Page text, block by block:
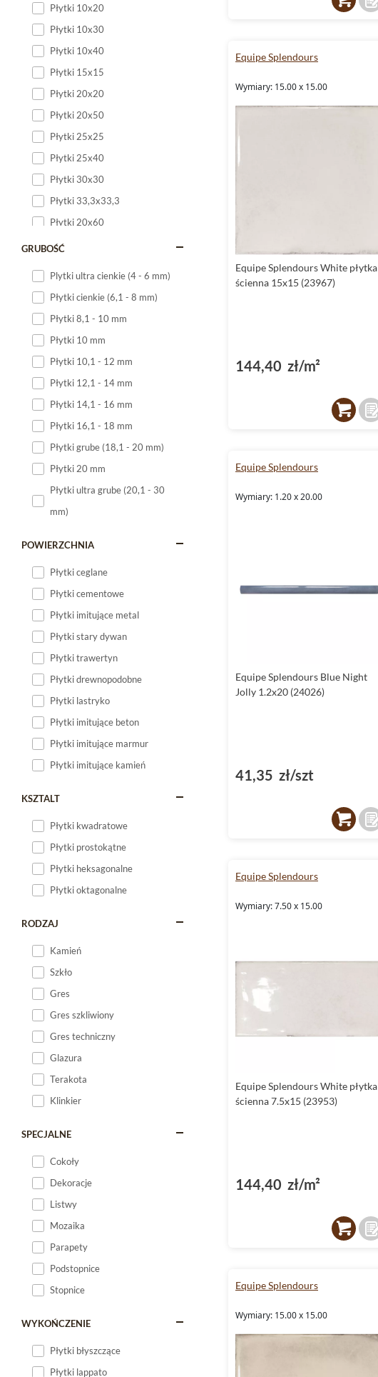
Płytki 10x20
Płytki 10x30
Płytki 10x40
Płytki 15x15
Płytki 20x20
Płytki 20x50
Płytki 25x25
Płytki 25x40
Płytki 30x30
Płytki 33,3x33,3
Płytki 20x60
Płytki 20x120
Płytki małe
GRUBOŚĆ
Plytki ultra cienkie (4 - 6 mm)
Płytki cienkie (6,1 - 8 mm)
Płytki 8,1 - 10 mm
Płytki 10 mm
Płytki 10,1 - 12 mm
Płytki 12,1 - 14 mm
Płytki 14,1 - 16 mm
Płytki 16,1 - 18 mm
Płytki grube (18,1 - 20 mm)
Płytki 20 mm
Płytki ultra grube (20,1 - 30
mm)
POWIERZCHNIA
Płytki ceglane
Płytki cementowe
Płytki imitujące metal
Płytki stary dywan
Płytki trawertyn
Płytki drewnopodobne
Płytki lastryko
Płytki imitujące beton
Płytki imitujące marmur
Płytki imitujące kamień
KSZTALT
Płytki kwadratowe
Płytki prostokątne
Płytki heksagonalne
Płytki oktagonalne
RODZAJ
Kamień
Szkło
Gres
Gres szkliwiony
Gres techniczny
Glazura
Terakota
Klinkier
SPECJALNE
Cokoły
Dekoracje
Listwy
Mozaika
Parapety
Podstopnice
Stopnice
WYKOŃCZENIE
Płytki błyszczące
Płytki lappato
Equipe Splendours
Wymiary: 15.00 x 15.00
Equipe Splendours White płytka
ścienna 15x15 (23967)
144,40 zł/m²
Equipe Splendours
Wymiary: 1.20 x 20.00
Equipe Splendours Blue Night
Jolly 1.2x20 (24026)
41,35 zł/szt
Equipe Splendours
Wymiary: 7.50 x 15.00
Equipe Splendours White płytka
ścienna 7.5x15 (23953)
144,40 zł/m²
Equipe Splendours
Wymiary: 15.00 x 15.00